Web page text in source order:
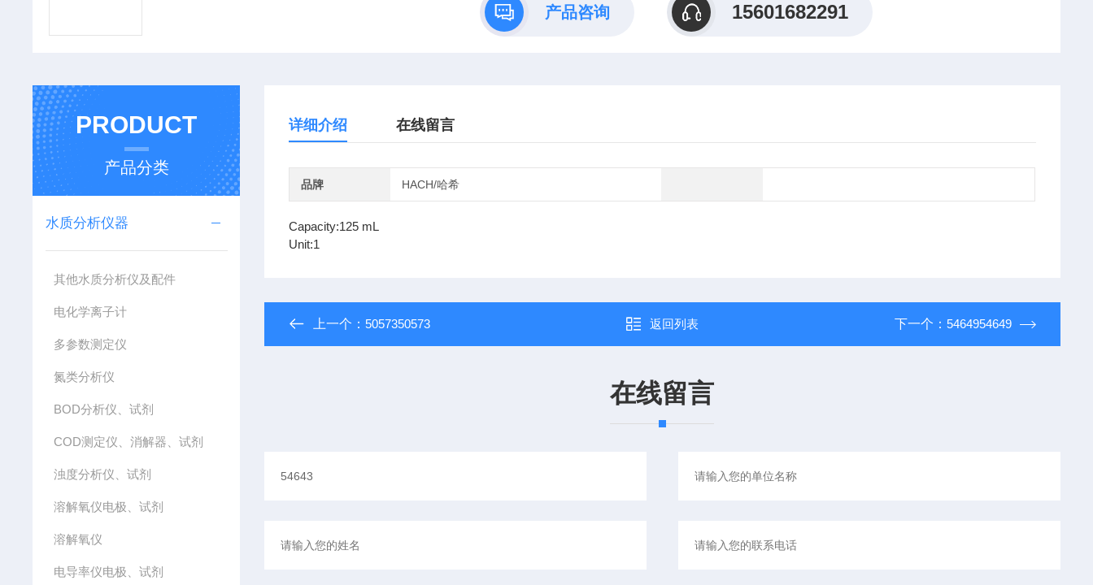
产品咨询 15601682291
PRODUCT
产品分类
水质分析仪器
其他水质分析仪及配件
电化学离子计
多参数测定仪
氮类分析仪
BOD分析仪、试剂
COD测定仪、消解器、试剂
浊度分析仪、试剂
溶解氧仪电极、试剂
溶解氧仪
电导率仪电极、试剂
详细介绍 在线留言
品牌 HACH/哈希
Capacity:125 mL
Unit:1
上一个：5057350573 返回列表 下一个： 5464954649
在线留言